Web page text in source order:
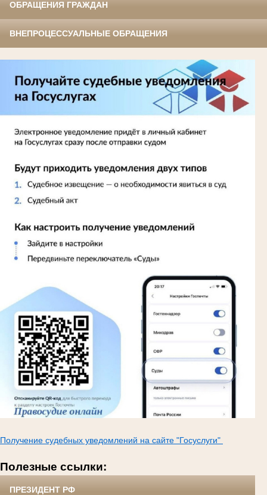
ОБРАЩЕНИЯ ГРАЖДАН
ВНЕПРОЦЕССУАЛЬНЫЕ ОБРАЩЕНИЯ
Получение судебных уведомлений на сайте "Госуслуги"
Полезные ссылки:
ПРЕЗИДЕНТ РФ